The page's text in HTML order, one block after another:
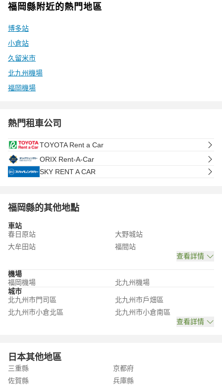
福岡縣附近的熱門地區
博多站
小倉站
久留米市
北九州機場
福岡機場
熱門租車公司
TOYOTA Rent a Car
ORIX Rent-A-Car
SKY RENT A CAR
福岡縣的其他地點
車站
春日原站
大野城站
大牟田站
福間站
查看詳情
機場
福岡機場
北九州機場
城市
北九州市門司區
北九州市戶畑區
北九州市小倉北區
北九州市小倉南區
查看詳情
日本其他地區
三重縣
京都府
佐賀縣
兵庫縣